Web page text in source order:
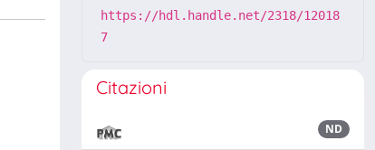
https://hdl.handle.net/2318/12018
7
Citazioni
ND